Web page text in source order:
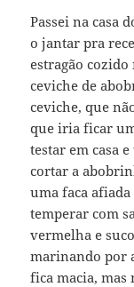
Passei na casa
o jantar pra
estragão cozido
ceviche de
ceviche, que
que iria ficar
testar em casa
cortar a
uma faca
temperar com
vermelha e
marinando por
fica macia, mas